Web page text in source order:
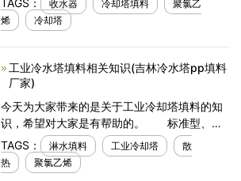
0.25kw-30kw。 2、冷却塔专用皮带减速
机。规格：150T/h-100
收水器 冷却塔填料
聚氯乙
烯
冷却塔
工业冷水塔填料相关知识(吉林冷水塔pp填料
厂家)
今天为大家带来的是关于工业冷却塔填料的知
识，希望对大家是有帮助的。 标准型、高
温型、超低噪音型冷却塔填料由改性PVC(聚氯
乙烯)平片经热压延成型加工而成，淋水填料的
作用是将
TAGS： 淋水填料 工业冷却塔
散
热
聚氯乙烯